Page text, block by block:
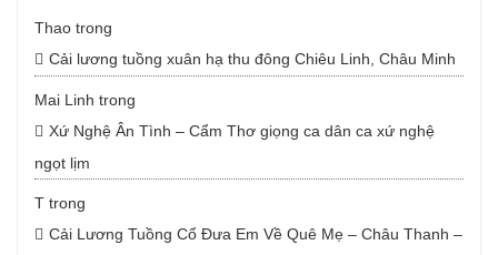
Thao trong
Cải lương tuồng xuân hạ thu đông Chiêu Linh, Châu Minh
Mai Linh trong
Xứ Nghệ Ân Tình – Cẩm Thơ giọng ca dân ca xứ nghệ
ngọt lịm
T trong
Cải Lương Tuồng Cổ Đưa Em Về Quê Mẹ – Châu Thanh –